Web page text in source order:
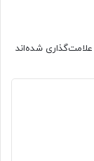
شده‌اند